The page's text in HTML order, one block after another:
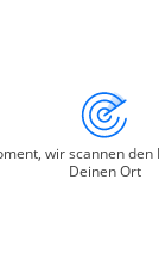
wir scannen
Deinen Ort